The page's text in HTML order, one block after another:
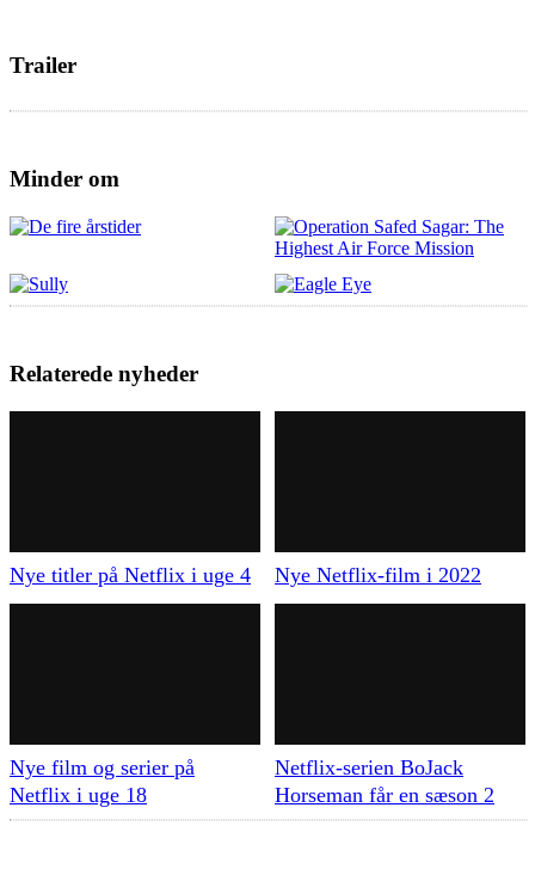
Trailer
Minder om
Relaterede nyheder
Nye titler på Netflix i uge 4 Nye Netflix-film i 2022
Nye film og serier på
Netflix i uge 18
Netflix-serien BoJack
Horseman får en sæson 2